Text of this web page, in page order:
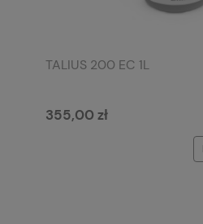
TALIUS 200 EC 1L
355,00 zł